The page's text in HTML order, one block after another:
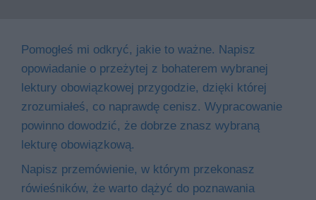
Pomogłeś mi odkryć, jakie to ważne. Napisz
opowiadanie o przeżytej z bohaterem wybranej
lektury obowiązkowej przygodzie, dzięki której
zrozumiałeś, co naprawdę cenisz. Wypracowanie
powinno dowodzić, że dobrze znasz wybraną
lekturę obowiązkową.
Napisz przemówienie, w którym przekonasz
rówieśników, że warto dążyć do poznawania